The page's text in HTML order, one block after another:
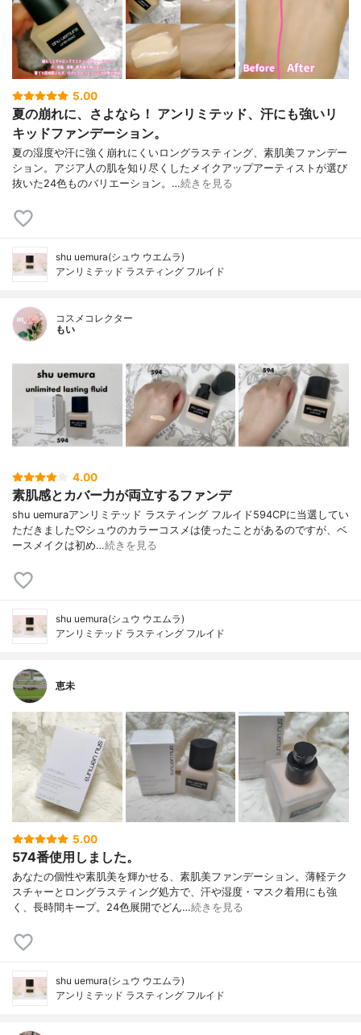
5.00
夏の崩れに、さよなら！ アンリミテッド、汗にも強いリ
キッドファンデーション。
夏の湿度や汗に強く崩れにくいロングラスティング、素肌美ファンデー
ション。アジア人の肌を知り尽くしたメイクアップアーティストが選び
抜いた24色ものバリエーション。…続きを見る
shu uemura(シュウ ウエムラ)
アンリミテッド ラスティング フルイド
コスメコレクター
もい
4.00
素肌感とカバー力が両立するファンデ
shu uemuraアンリミテッド ラスティング フルイド594CPに当選してい
ただきました♡シュウのカラーコスメは使ったことがあるのですが、ベ
ースメイクは初め…続きを見る
shu uemura(シュウ ウエムラ)
アンリミテッド ラスティング フルイド
恵未
5.00
574番使用しました。
あなたの個性や素肌美を輝かせる、素肌美ファンデーション。薄軽テク
スチャーとロングラスティング処方で、汗や湿度・マスク着用にも強
く、長時間キープ。24色展開でどん…続きを見る
shu uemura(シュウ ウエムラ)
アンリミテッド ラスティング フルイド